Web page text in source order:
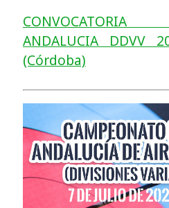
CONVOCATORIA
ANDALUCIA DDVV
(Córdoba)